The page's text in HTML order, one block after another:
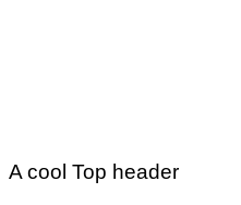
A cool Top header